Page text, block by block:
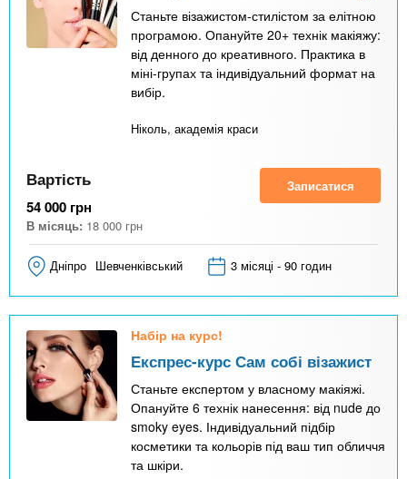
Станьте візажистом-стилістом за елітною
програмою. Опануйте 20+ технік макіяжу:
від денного до креативного. Практика в
міні-групах та індивідуальний формат на
вибір.
Ніколь, академія краси
Вартість
54 000 грн
В місяць: 18 000 грн
Записатися
Дніпро Шевченківський 3 місяці - 90 годин
Набір на курс!
Експрес-курс Сам собі візажист
Станьте експертом у власному макіяжі.
Опануйте 6 технік нанесення: від nude до
smoky eyes. Індивідуальний підбір
косметики та кольорів під ваш тип обличчя
та шкіри.